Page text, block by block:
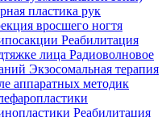
пластика рук
вросшего ногтя
Реабилитация
лица Радиоволновое
Экзосомальная терапия
аппаратных методик
Реабилитация